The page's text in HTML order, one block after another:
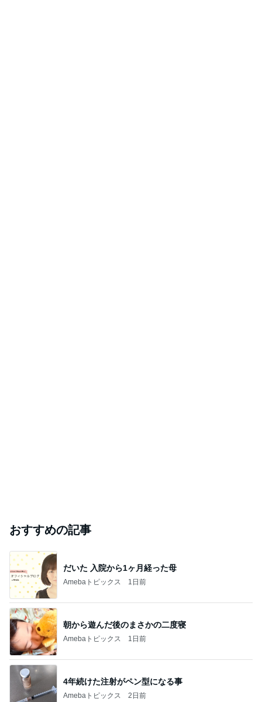
おすすめの記事
だいた 入院から1ヶ月経った母
Amebaトピックス 1日前
朝から遊んだ後のまさかの二度寝
Amebaトピックス 1日前
4年続けた注射がペン型になる事
Amebaトピックス 2日前